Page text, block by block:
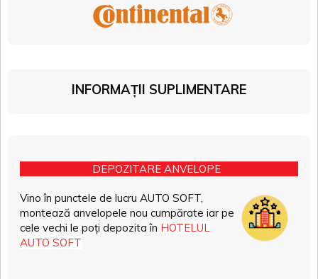
INFORMAȚII SUPLIMENTARE
DEPOZITARE ANVELOPE
Vino în punctele de lucru AUTO SOFT,
montează anvelopele nou cumpărate iar pe
cele vechi le poți depozita în HOTELUL
AUTO SOFT